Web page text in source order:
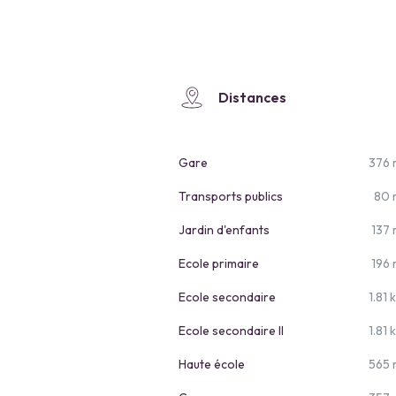
Distances
Gare 376
Transports publics 80
Jardin d'enfants 137
Ecole primaire 196
Ecole secondaire 1.81
Ecole secondaire II 1.81
Haute école 565